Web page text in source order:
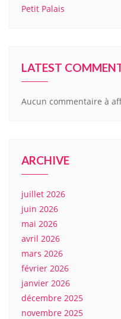
Petit Palais
LATEST
Aucun commentaire à
ARCHIVE
juillet 2026
juin 2026
mai 2026
avril 2026
mars 2026
février 2026
janvier 2026
décembre 2025
novembre 2025